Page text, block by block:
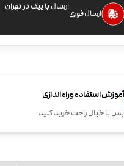
ارسال فوری
ارسال با پیک در تهران
آموزش استفاده و راه اندازی
پس با خیال راحت خرید کنید